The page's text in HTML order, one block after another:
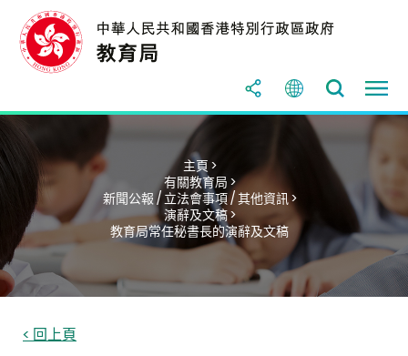
主頁 >
有關教育局 >
新聞公報 / 立法會事項 / 其他資訊 >
演辭及文稿 >
教育局常任秘書長的演辭及文稿
< 回上頁